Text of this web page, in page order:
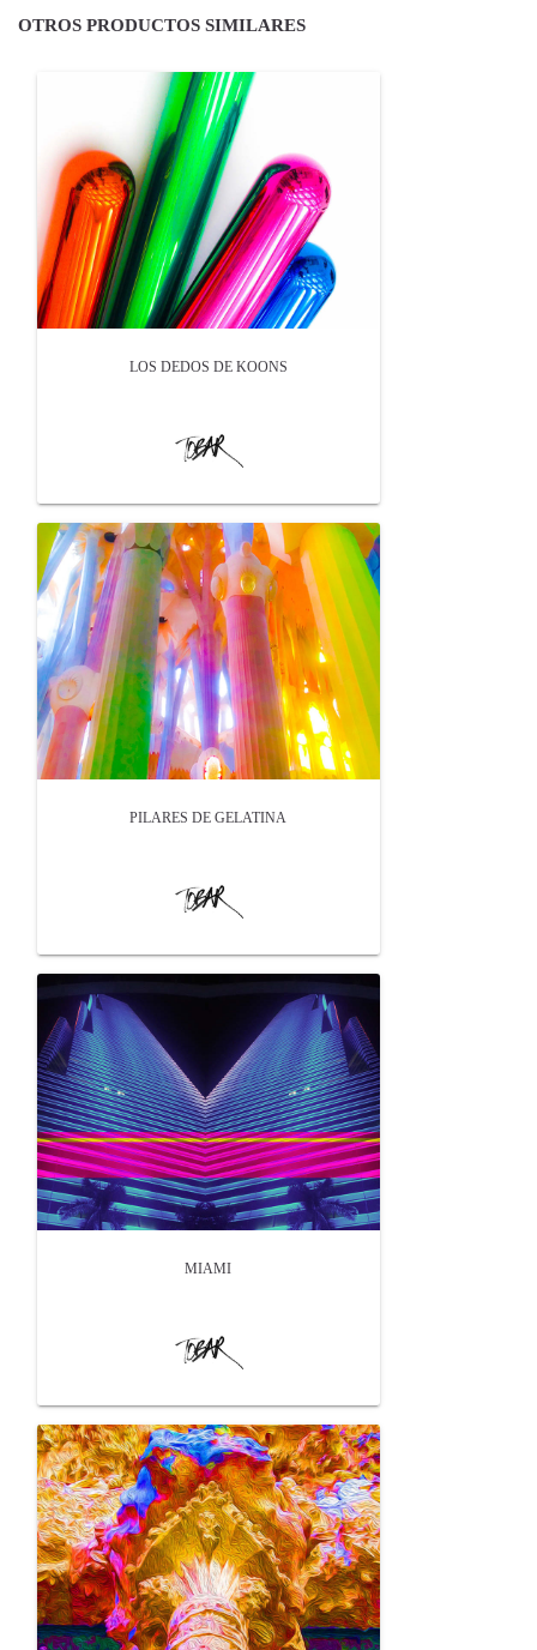
OTROS PRODUCTOS SIMILARES
LOS DEDOS DE KOONS
PILARES DE GELATINA
MIAMI